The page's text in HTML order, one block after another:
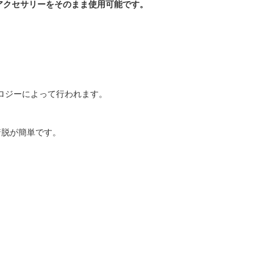
セサリーをそのまま使用可能です。
ーによって行われます。
が簡単です。